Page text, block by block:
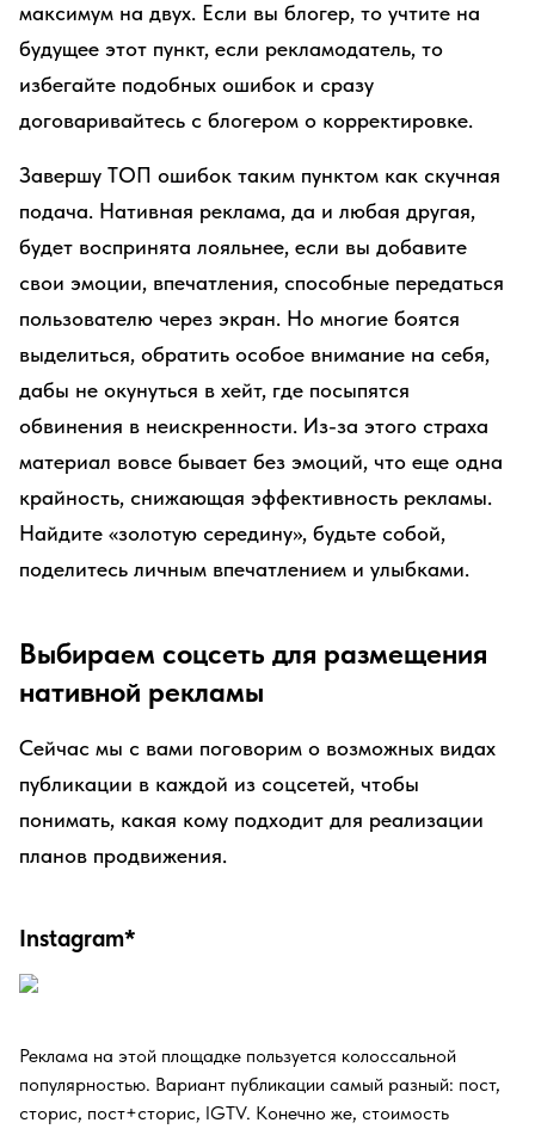
максимум на двух. Если вы блогер, то учтите на
будущее этот пункт, если рекламодатель, то
избегайте подобных ошибок и сразу
договаривайтесь с блогером о корректировке.
Завершу ТОП ошибок таким пунктом как скучная
подача. Нативная реклама, да и любая другая,
будет воспринята лояльнее, если вы добавите
свои эмоции, впечатления, способные передаться
пользователю через экран. Но многие боятся
выделиться, обратить особое внимание на себя,
дабы не окунуться в хейт, где посыпятся
обвинения в неискренности. Из-за этого страха
материал вовсе бывает без эмоций, что еще одна
крайность, снижающая эффективность рекламы.
Найдите «золотую середину», будьте собой,
поделитесь личным впечатлением и улыбками.
Выбираем соцсеть для размещения
нативной рекламы
Сейчас мы с вами поговорим о возможных видах
публикации в каждой из соцсетей, чтобы
понимать, какая кому подходит для реализации
планов продвижения.
Instagram*
Реклама на этой площадке пользуется колоссальной
популярностью. Вариант публикации самый разный: пост,
сторис, пост+сторис, IGTV. Конечно же, стоимость